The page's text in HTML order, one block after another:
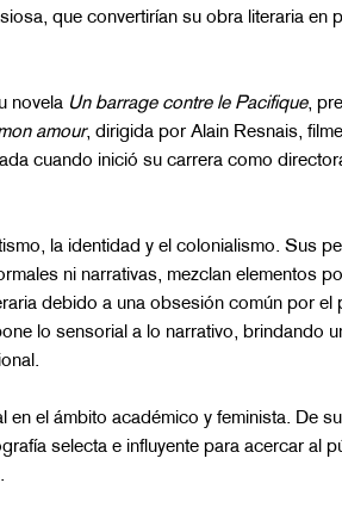
que convertirían su obra literaria en
novela Un barrage contre le Pacifique,
amour, dirigida por Alain Resnais,
cuando inició su carrera como
la identidad y el colonialismo. Sus
ni narrativas, mezclan elementos
debido a una obsesión común por el
lo sensorial a lo narrativo, brindando
el ámbito académico y feminista. De
selecta e influyente para acercar al